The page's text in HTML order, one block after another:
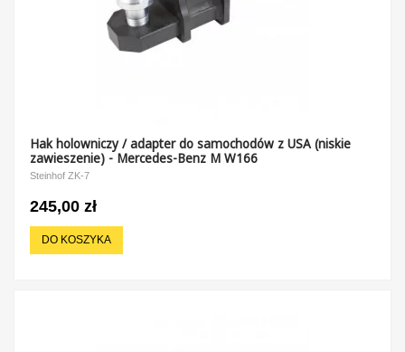
Hak holowniczy / adapter do samochodów z USA (niskie
zawieszenie) - Mercedes-Benz M W166
Steinhof ZK-7
245,00 zł
DO KOSZYKA